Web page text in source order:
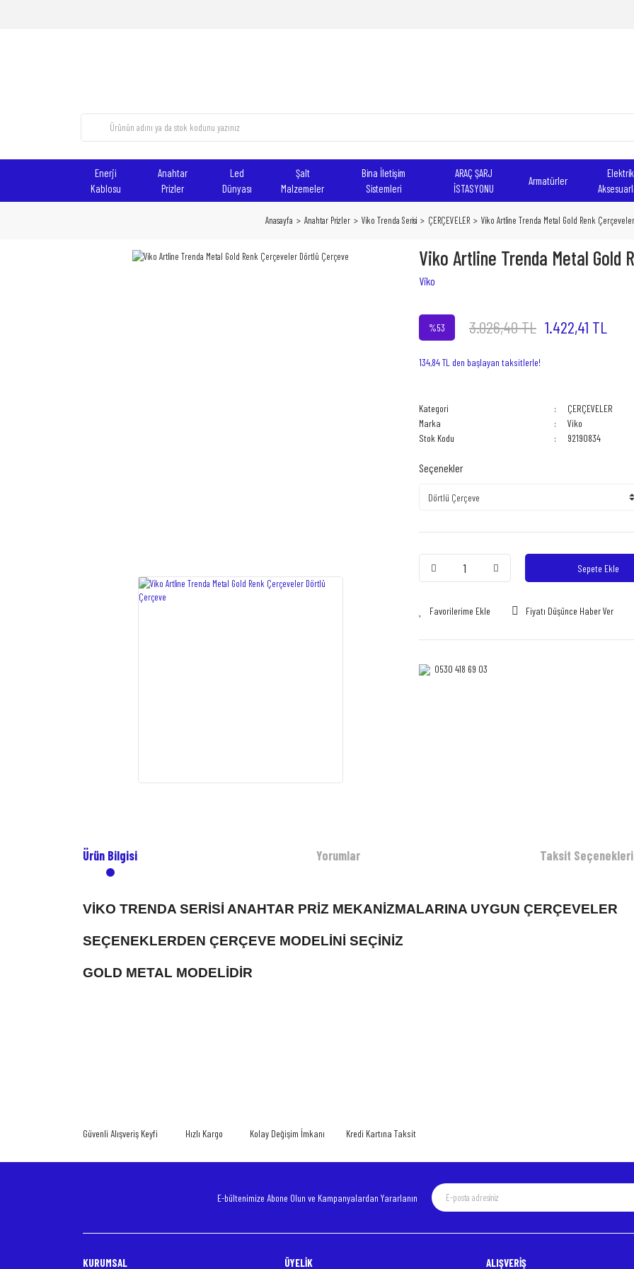
Enerji
Kablosu
Anahtar
Prizler
Led
Dünyası
Şalt
Malzemeler
Bina İletişim
Sistemleri
ARAÇ ŞARJ
İSTASYONU
Armatürler
Elektrik
Anasayfa Anahtar Prizler Viko Trenda Serisi ÇERÇEVELER Viko Artline Trenda Metal Gold Renk
Viko Artline Trenda Metal Gold
Viko
%53 3.026,40 TL 1.422,41 TL
134,84 TL den başlayan taksitlerle!
Kategori
ÇERÇEVELER
Marka
Viko
Stok Kodu
92190834
Seçenekler
Sepete Ekle
Fiyatı Düşünce Haber Ver
0530 418 69 03‎‎
Ürün Bilgisi Yorumlar Taksit Seçenekleri
VİKO TRENDA SERİSİ ANAHTAR PRİZ MEKANİZMALARINA UYGUN ÇERÇEVELER
SEÇENEKLERDEN ÇERÇEVE MODELİNİ SEÇİNİZ
GOLD METAL MODELİDİR
Ürün bilgilerinde hatalar bulunuyor.
Ürün fiyatı diğer sitelerden daha pahalı.
Güvenli Alışveriş Keyfi Hızlı Kargo Kolay Değişim İmkanı Kredi Kartına Taksit
E-bültenimize Abone Olun ve Kampanyalardan Yararlanın
KURUMSAL ÜYELİK ALIŞVERİŞ